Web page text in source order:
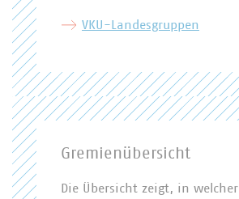
VKU-Landesgruppen
Gremienübersicht
Die Übersicht zeigt, in welcher